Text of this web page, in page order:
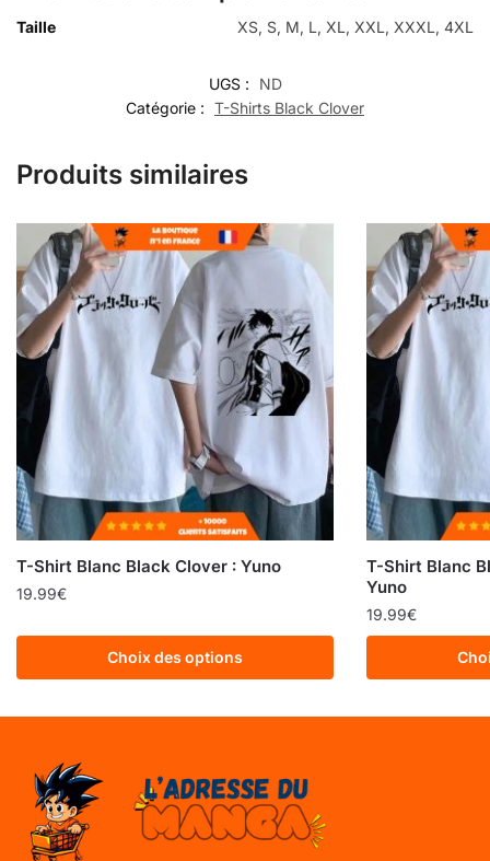
Taille XS, S, M, L, XL, XXL, XXXL, 4XL
UGS :
ND
Catégorie : T-Shirts Black Clover
Produits similaires
T-Shirt Blanc Black Clover : Yuno
19.99€
Choix des options
T-Shirt Blanc
Yuno
19.99€